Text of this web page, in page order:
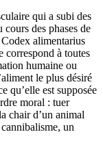
qui a subi des
des phases de
alimentarius
à toutes
humaine ou
le plus désiré
qu’elle est supposée
moral : tuer
chair d’un animal
un